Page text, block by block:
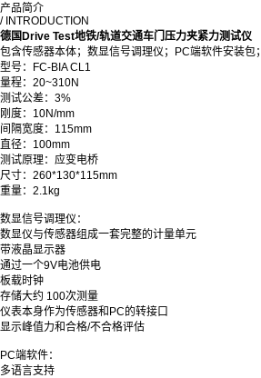
产品简介
/ INTRODUCTION
德国Drive Test地铁/轨道交通车门压力夹紧力测试仪
包含传感器本体；数显信号调理仪；PC端软件安装包；
型号：FC-BIA CL1
量程：20~310N
测试公差：3%
刚度：10N/mm
间隔宽度：115mm
直径：100mm
测试原理：应变电桥
尺寸：260*130*115mm
重量：2.1kg
数显信号调理仪：
数显仪与传感器组成一套完整的计量单元
带液晶显示器
通过一个9V电池供电
板载时钟
存储大约 100次测量
仪表本身作为传感器和PC的转接口
显示峰值力和合格/不合格评估
PC端软件：
多语言支持